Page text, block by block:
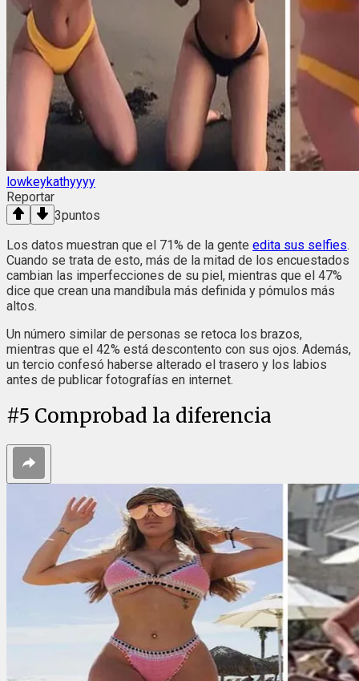
lowkeykathyyyy
Reportar
3puntos
Los datos muestran que el 71% de la gente edita sus selfies.
Cuando se trata de esto, más de la mitad de los encuestados
cambian las imperfecciones de su piel, mientras que el 47%
dice que crean una mandíbula más definida y pómulos más
altos.
Un número similar de personas se retoca los brazos,
mientras que el 42% está descontento con sus ojos. Además,
un tercio confesó haberse alterado el trasero y los labios
antes de publicar fotografías en internet.
#5 Comprobad la diferencia